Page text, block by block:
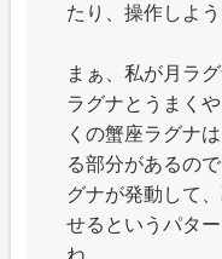
たり、操作しよ
まぁ、私が月ラ
ラグナとうまく
くの蟹座ラグナ
る部分があるの
グナが発動して
せるというパタ
ね…